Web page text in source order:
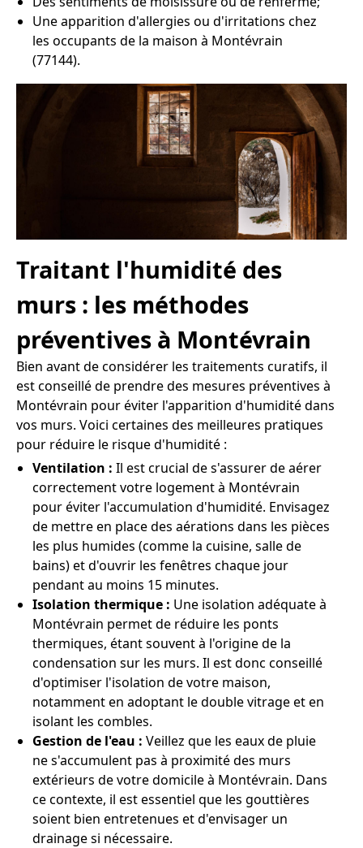
Une apparition d'allergies ou d'irritations chez
les occupants de la maison à Montévrain
(77144).
Traitant l'humidité des
murs : les méthodes
préventives à Montévrain
Bien avant de considérer les traitements curatifs, il
est conseillé de prendre des mesures préventives à
Montévrain pour éviter l'apparition d'humidité dans
vos murs. Voici certaines des meilleures pratiques
pour réduire le risque d'humidité :
Ventilation : Il est crucial de s'assurer de aérer
correctement votre logement à Montévrain
pour éviter l'accumulation d'humidité. Envisagez
de mettre en place des aérations dans les pièces
les plus humides (comme la cuisine, salle de
bains) et d'ouvrir les fenêtres chaque jour
pendant au moins 15 minutes.
Isolation thermique : Une isolation adéquate à
Montévrain permet de réduire les ponts
thermiques, étant souvent à l'origine de la
condensation sur les murs. Il est donc conseillé
d'optimiser l'isolation de votre maison,
notamment en adoptant le double vitrage et en
isolant les combles.
Gestion de l'eau : Veillez que les eaux de pluie
ne s'accumulent pas à proximité des murs
extérieurs de votre domicile à Montévrain. Dans
ce contexte, il est essentiel que les gouttières
soient bien entretenues et d'envisager un
drainage si nécessaire.